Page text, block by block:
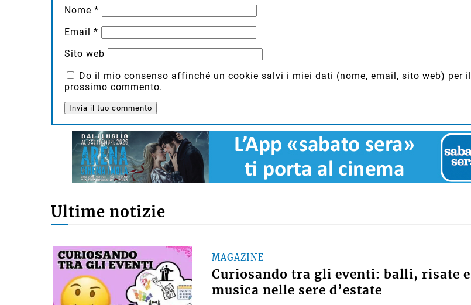
Nome *
Email *
Sito web
Do il mio consenso affinché un cookie salvi i miei dati (nome, email, sito web) per il
prossimo commento.
Ultime notizie
MAGAZINE
Curiosando tra gli eventi: balli, risate e
musica nelle sere d’estate